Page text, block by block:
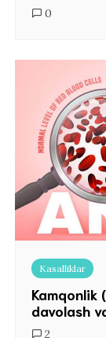
0
Kasalliklar
davolash
2